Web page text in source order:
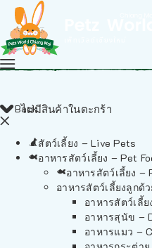
ไม่มีสินค้าในตะกร้า
Back
สัตว์เลี้ยง – Live Pets
อาหารสัตว์เลี้ยง – Pet
อาหารสัตว์เลี้ยง –
อาหารสัตว์เลี้ยงลูกด้
อาหารสัตว์เลี้
อาหารสุนัข –
อาหารแมว –